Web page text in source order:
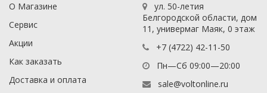
О Магазине
Сервис
Акции
Как заказать
Доставка и оплата
ул. 50-летия
Белгородской области, дом
11, универмаг Маяк, 0 этаж
+7 (4722) 42-11-50
Пн—Сб 09:00—20:00
sale@voltonline.ru